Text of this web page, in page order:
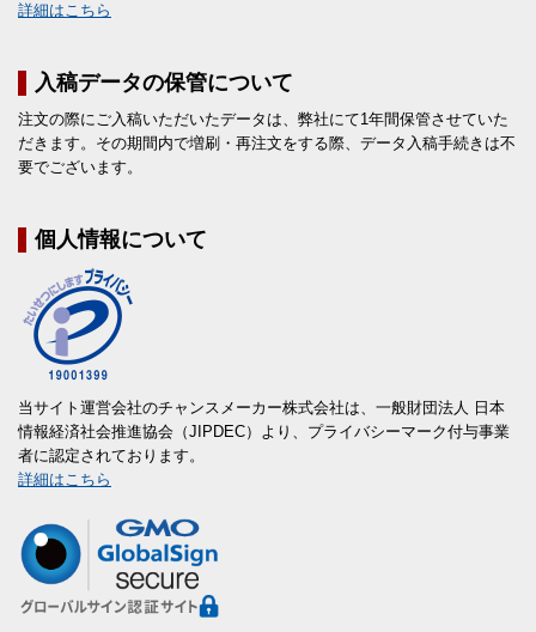
詳細はこちら
入稿データの保管について
注文の際にご入稿いただいたデータは、弊社にて1年間保管させていた
だきます。その期間内で増刷・再注文をする際、データ入稿手続きは不
要でございます。
個人情報について
当サイト運営会社のチャンスメーカー株式会社は、一般財団法人 日本
情報経済社会推進協会（JIPDEC）より、プライバシーマーク付与事業
者に認定されております。
詳細はこちら